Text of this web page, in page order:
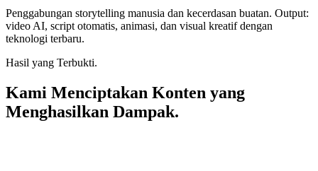
Penggabungan storytelling manusia dan kecerdasan buatan. Output:
video AI, script otomatis, animasi, dan visual kreatif dengan
teknologi terbaru.
Hasil yang Terbukti.
Kami Menciptakan Konten yang
Menghasilkan Dampak.